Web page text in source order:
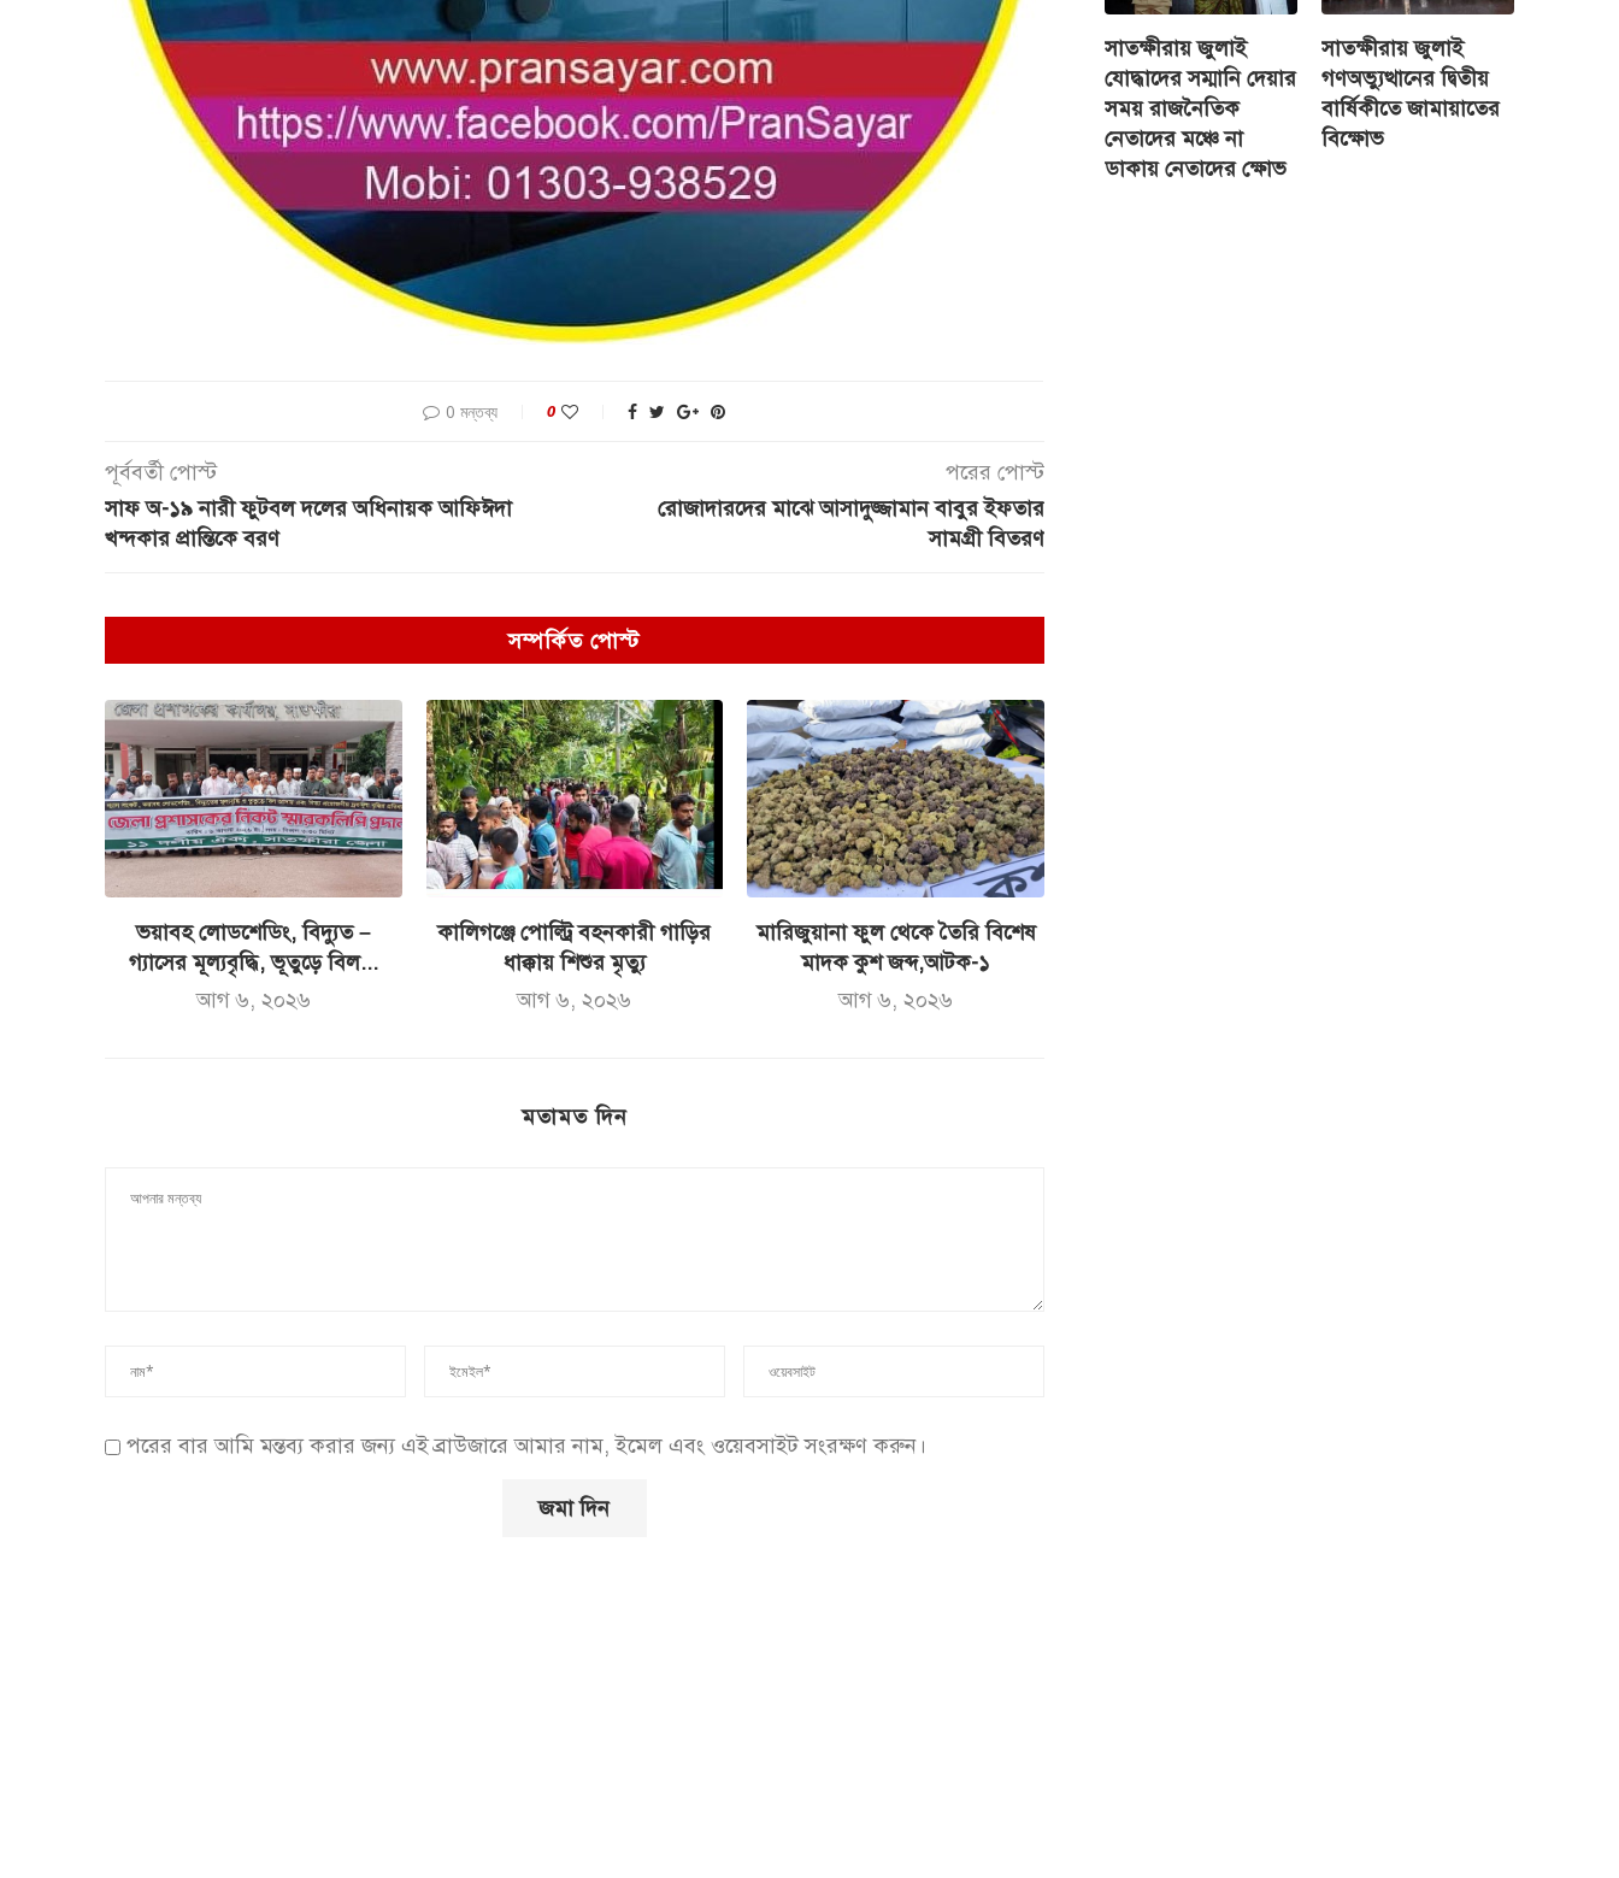
0 মন্তব্য 0
পূর্ববর্তী পোস্ট
সাফ অ-১৯ নারী ফুটবল দলের অধিনায়ক আফিঈদা
খন্দকার প্রান্তিকে বরণ
পরের পোস্ট
রোজাদারদের মাঝে আসাদুজ্জামান বাবুর ইফতার
সামগ্রী বিতরণ
সম্পর্কিত পোস্ট
ভয়াবহ লোডশেডিং, বিদ্যুত –
গ্যাসের মূল্যবৃদ্ধি, ভূতুড়ে বিল...
আগ ৬, ২০২৬
কালিগঞ্জে পোল্ট্রি বহনকারী গাড়ির
ধাক্কায় শিশুর মৃত্যু
আগ ৬, ২০২৬
মারিজুয়ানা ফুল থেকে তৈরি বিশেষ
মাদক কুশ জব্দ,আটক-১
আগ ৬, ২০২৬
মতামত দিন
পরের বার আমি মন্তব্য করার জন্য এই ব্রাউজারে আমার নাম, ইমেল এবং ওয়েবসাইট সংরক্ষণ করুন।
সাতক্ষীরায় জুলাই
যোদ্ধাদের সম্মানি দেয়ার
সময় রাজনৈতিক
নেতাদের মঞ্চে না
ডাকায় নেতাদের ক্ষোভ
সাতক্ষীরায় জুলাই
গণঅভ্যুত্থানের দ্বিতীয়
বার্ষিকীতে জামায়াতের
বিক্ষোভ